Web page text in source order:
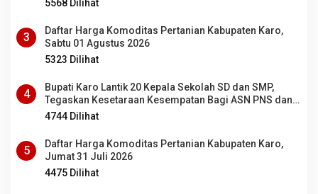
5568 Dilihat
3
Daftar Harga Komoditas Pertanian Kabupaten Karo,
Sabtu 01 Agustus 2026
5323 Dilihat
4
Bupati Karo Lantik 20 Kepala Sekolah SD dan SMP,
Tegaskan Kesetaraan Kesempatan Bagi ASN PNS dan
PPPK
4744 Dilihat
5
Daftar Harga Komoditas Pertanian Kabupaten Karo,
Jumat 31 Juli 2026
4475 Dilihat